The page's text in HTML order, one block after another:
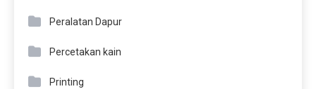
Peralatan Dapur
Percetakan kain
Printing